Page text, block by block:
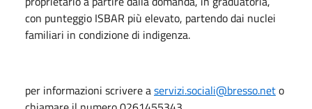
con punteggio ISBAR più elevato, partendo dai nuclei
familiari in condizione di indigenza.
per informazioni scrivere aservizi.sociali@bresso.neto